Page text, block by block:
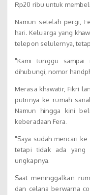
Rp20 ribu untuk
Namun setelah pergi,
hari. Keluarga yang
telepon selulernya,
"Kami tunggu
dihubungi, nomor
Merasa khawatir, Fikri
putrinya ke rumah
Namun hingga kini
keberadaan Fera.
"Saya sudah mencari
tetapi tidak ada yang
ungkapnya.
Saat meninggalkan
dan celana berwarna